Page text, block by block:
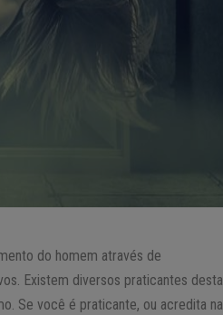
do homem através de
Existem diversos praticantes desta
Se você é praticante, ou acredita na